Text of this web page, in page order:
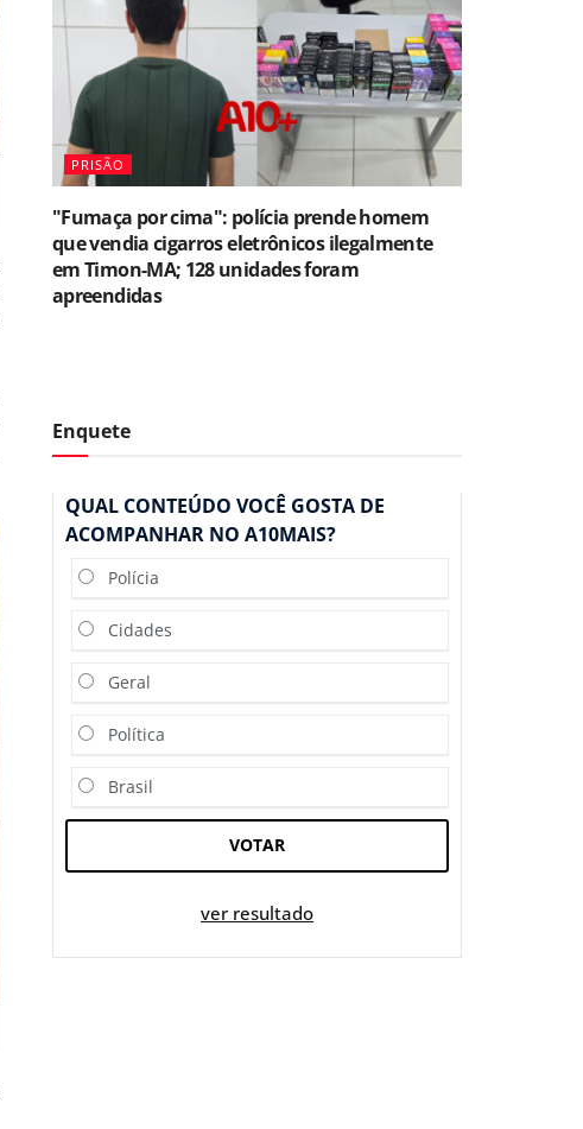
PRISÃO
"Fumaça por cima": polícia prende homem
que vendia cigarros eletrônicos ilegalmente
em Timon-MA; 128 unidades foram
apreendidas
Enquete
QUAL CONTEÚDO VOCÊ GOSTA DE
ACOMPANHAR NO A10MAIS?
Polícia
Cidades
Geral
Política
Brasil
VOTAR
ver resultado